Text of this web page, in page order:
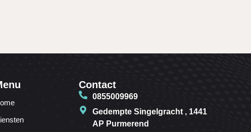
Contact
0855009969
Gedempte Singelgracht , 1441
AP Purmerend